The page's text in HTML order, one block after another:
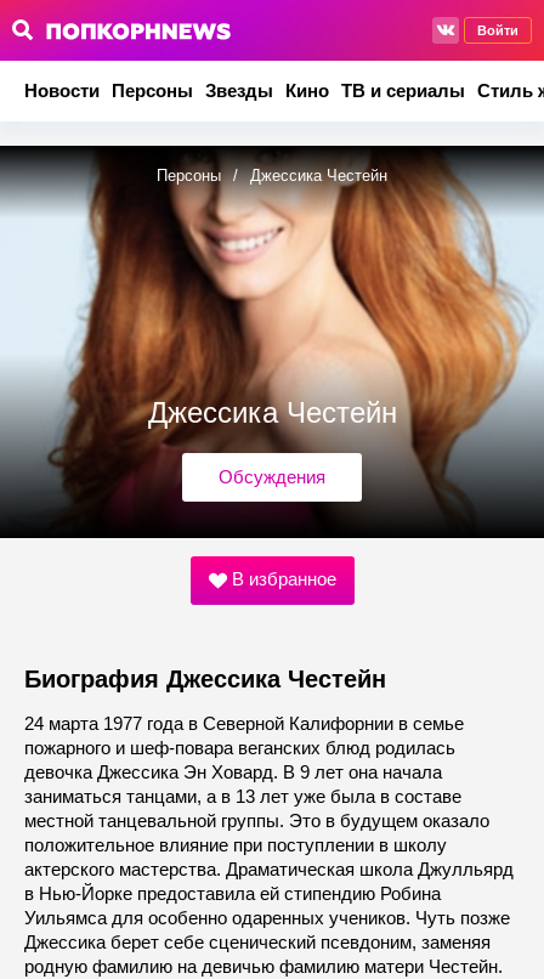
Войти
Новости Персоны Звезды Кино ТВ и сериалы Стиль
Персоны / Джессика Честейн
Джессика Честейн
Обсуждения
В избранное
Биография Джессика Честейн
24 марта 1977 года в Северной Калифорнии в семье
пожарного и шеф-повара веганских блюд родилась
девочка Джессика Эн Ховард. В 9 лет она начала
заниматься танцами, а в 13 лет уже была в составе
местной танцевальной группы. Это в будущем оказало
положительное влияние при поступлении в школу
актерского мастерства. Драматическая школа Джулльярд
в Нью-Йорке предоставила ей стипендию Робина
Уильямса для особенно одаренных учеников. Чуть позже
Джессика берет себе сценический псевдоним, заменяя
родную фамилию на девичью фамилию матери Честейн.